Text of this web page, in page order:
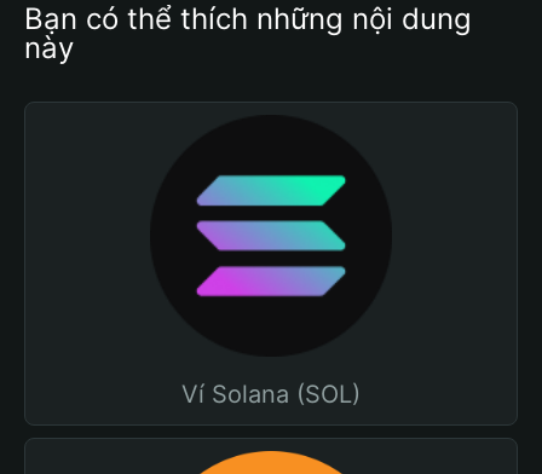
Bạn có thể thích những nội dung
này
Ví Solana (SOL)